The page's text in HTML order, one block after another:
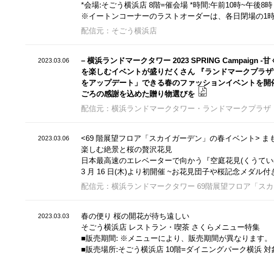
*会場:そごう横浜店 8階=催会場 *時間:午前10時~午後8時
※イートンコーナーのラストオーダーは、各日閉場の1
配信元：そごう横浜店
2023.03.06
– 横浜ランドマークタワー 2023 SPRING Campaign -
を楽しむイベントが盛りだくさん 『ランドマークプラ
をアップデート」できる春のファッションイベントを
ごろの感謝を込めた贈り物選びを
配信元：横浜ランドマークタワー・ランドマークプラザ
2023.03.06
<69 階展望フロア「スカイガーデン」の春イベント>
楽しむ絶景と桜の贅沢花見
日本最高速のエレベーターで向かう『空庭花見(くうて
3 月 16 日(木)より初開催 ~お花見団子や桜記念メダル
配信元：横浜ランドマークタワー 69階展望フロア「スカ
2023.03.03
春の便り 桜の開花が待ち遠しい
そごう横浜店 レストラン・喫茶 さくらメニュー特集
■販売期間: ※メニューにより、販売期間が異なります。
■販売場所:そごう横浜店 10階=ダイニングパーク横浜